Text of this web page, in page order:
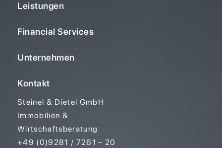
Leistungen
Financial Services
Unternehmen
Kontakt
Steinel & Dietel GmbH
Immobilien &
Wirtschaftsberatung
+49 (0)9281 / 7261 – 20